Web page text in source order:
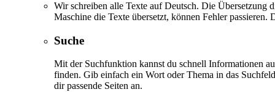
Wir schreiben alle Texte auf Deutsch. Die Übersetzung
Maschine die Texte übersetzt, können Fehler passieren.
Suche
Mit der Suchfunktion kannst du schnell Informationen
finden. Gib einfach ein Wort oder Thema in das
dir passende Seiten an.